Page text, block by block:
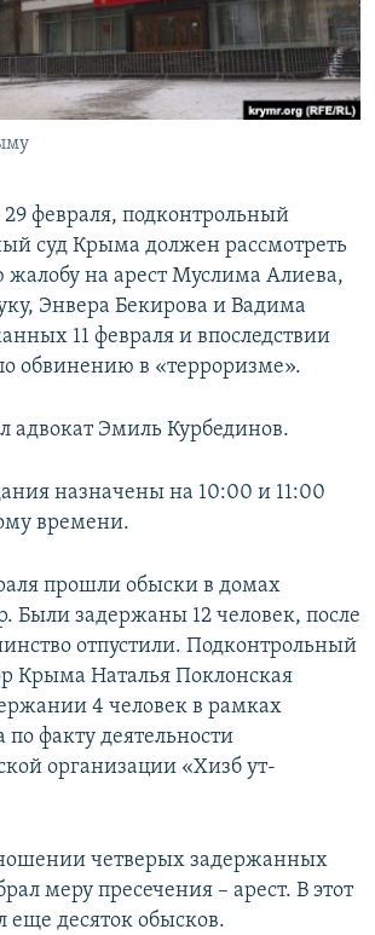
КРЫМА
февраля, подконтрольный
суд Крыма должен рассмотреть
на арест Муслима Алиева,
Энвера Бекирова и Вадима
11 февраля и впоследствии
обвинению в «терроризме».
адвокат Эмиль Курбединов.
назначены на 10:00 и 11:00
времени.
прошли обыски в домах
Были задержаны 12 человек, после
отпустили. Подконтрольный
Крыма Наталья Поклонская
4 человек в рамках
по факту деятельности
организации «Хизб ут-
четверых задержанных
меру пресечения – арест. В этот
десяток обысков.